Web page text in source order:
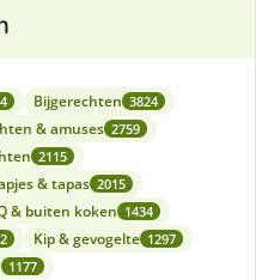
Bijgerechten 3824
& amuses 2759
2115
& tapas 2015
& buiten koken 1434
Kip & gevogelte 1297
1177